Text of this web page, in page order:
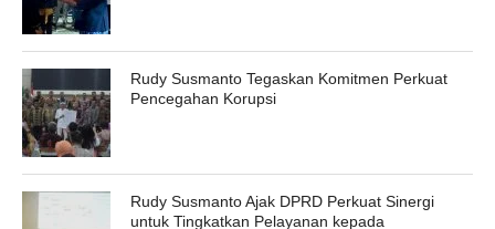
Rudy Susmanto Tegaskan Komitmen Perkuat
Pencegahan Korupsi
Rudy Susmanto Ajak DPRD Perkuat Sinergi
untuk Tingkatkan Pelayanan kepada